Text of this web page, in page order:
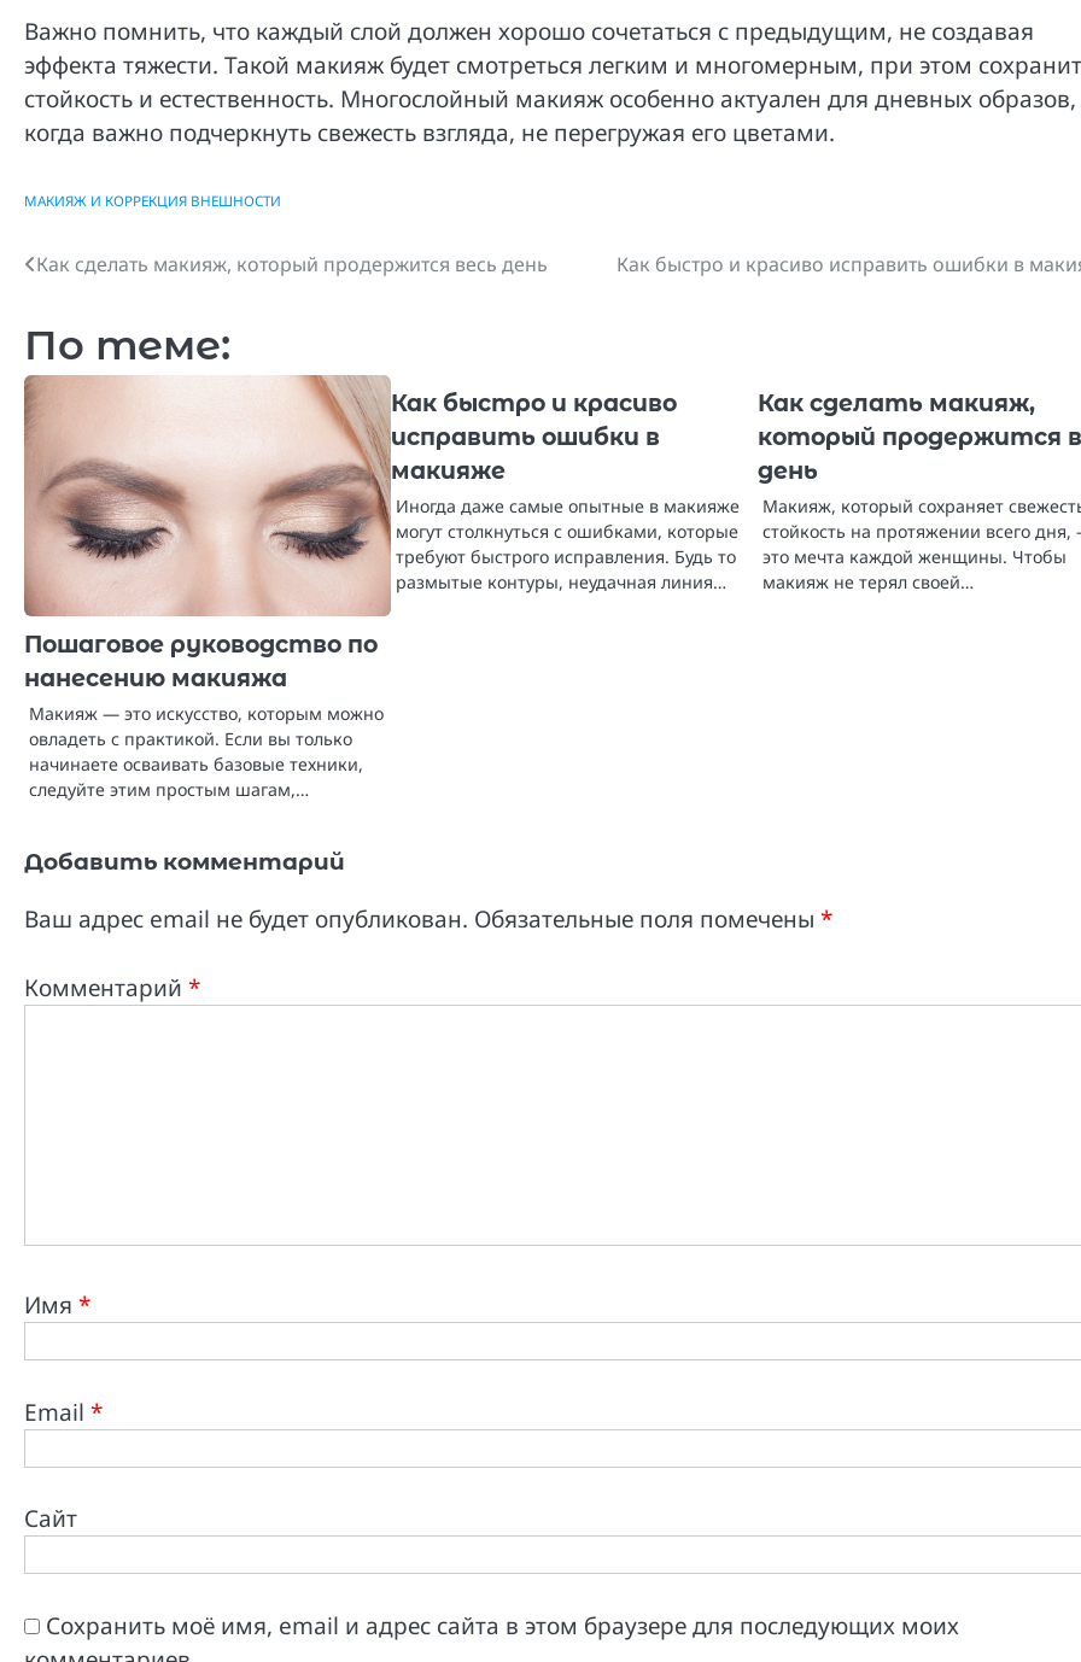
Важно помнить, что каждый слой должен хорошо сочетаться с предыдущим, не создавая
эффекта тяжести. Такой макияж будет смотреться легким и многомерным, при этом
стойкость и естественность. Многослойный макияж особенно актуален для дневных образов,
когда важно подчеркнуть свежесть взгляда, не перегружая его цветами.
МАКИЯЖ И КОРРЕКЦИЯ ВНЕШНОСТИ
Навигация
записям
Как сделать макияж, который продержится весь день Как быстро и красиво исправить ошибки в
По теме:
Пошаговое руководство по
нанесению макияжа
Макияж — это искусство, которым можно
овладеть с практикой. Если вы только
начинаете осваивать базовые техники,
следуйте этим простым шагам,…
Как быстро и красиво
исправить ошибки в
макияже
Иногда даже самые опытные в макияже
могут столкнуться с ошибками, которые
требуют быстрого исправления. Будь то
размытые контуры, неудачная линия…
Как сделать макияж,
который продержится
день
Макияж, который сохраняет
стойкость на протяжении всего
это мечта каждой женщины. Чтобы
макияж не терял своей…
Добавить комментарий
Ваш адрес email не будет опубликован. Обязательные поля помечены *
Комментарий *
Имя *
Email *
Сайт
Сохранить моё имя, email и адрес сайта в этом браузере для последующих моих